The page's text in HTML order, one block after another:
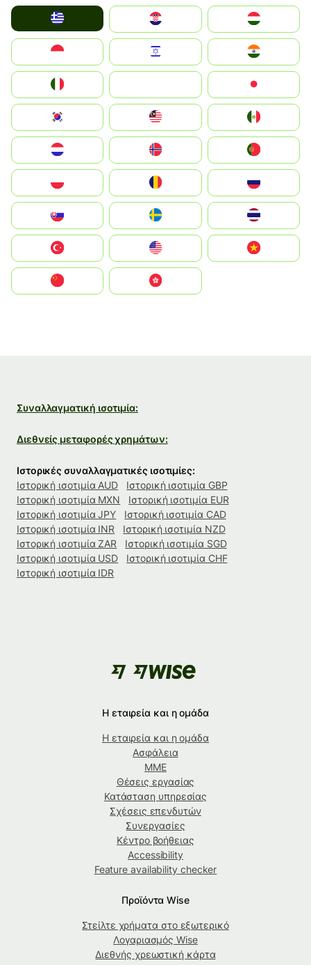
Magyarország
South Korea
United States
中國香港特別行政區
Συναλλαγματική ισοτιμία:
Διεθνείς μεταφορές χρημάτων:
Ιστορικές συναλλαγματικές ισοτιμίες:
Ιστορική ισοτιμία AUD
Ιστορική ισοτιμία GBP
Ιστορική ισοτιμία MXN
Ιστορική ισοτιμία EUR
Ιστορική ισοτιμία JPY
Ιστορική ισοτιμία CAD
Ιστορική ισοτιμία INR
Ιστορική ισοτιμία NZD
Ιστορική ισοτιμία ZAR
Ιστορική ισοτιμία SGD
Ιστορική ισοτιμία USD
Ιστορική ισοτιμία CHF
Ιστορική ισοτιμία IDR
Η εταιρεία και η ομάδα
Η εταιρεία και η ομάδα
Ασφάλεια
ΜΜΕ
Θέσεις εργασίας
Κατάσταση υπηρεσίας
Σχέσεις επενδυτών
Συνεργασίες
Κέντρο βοήθειας
Accessibility
Feature availability checker
Προϊόντα Wise
Στείλτε χρήματα στο εξωτερικό
Λογαριασμός Wise
Διεθνής χρεωστική κάρτα